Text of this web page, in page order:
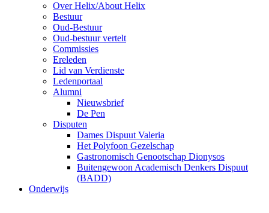
Over Helix/About Helix
Bestuur
Oud-Bestuur
Oud-bestuur vertelt
Commissies
Ereleden
Lid van Verdienste
Ledenportaal
Alumni
Nieuwsbrief
De Pen
Disputen
Dames Dispuut Valeria
Het Polyfoon Gezelschap
Gastronomisch Genootschap Dionysos
Buitengewoon Academisch Denkers Dispuut
(BADD)
Onderwijs